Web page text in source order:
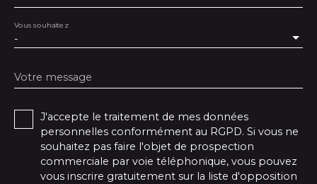
-
Vous souhaitez
Votre message
J'accepte le traitement de mes données
personnelles conformément au RGPD. Si vous ne
souhaitez pas faire l'objet de prospection
commerciale par voie téléphonique, vous pouvez
vous inscrire gratuitement sur la liste d'opposition